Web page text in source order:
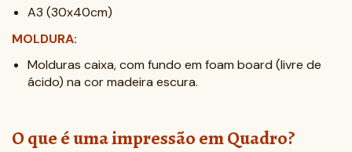
A3 (30x40cm)
MOLDURA:
Molduras caixa, com fundo em foam board (livre de
ácido) na cor madeira escura.
O que é uma impressão em Quadro?